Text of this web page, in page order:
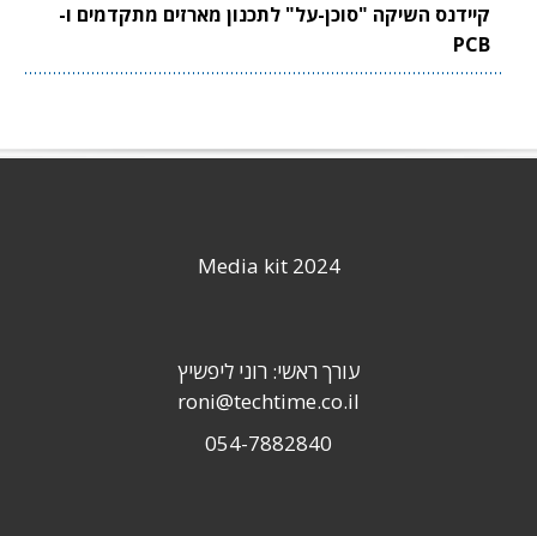
קיידנס השיקה "סוכן-על" לתכנון מארזים מתקדמים ו-
PCB
Media kit 2024
עורך ראשי: רוני ליפשיץ
roni@techtime.co.il
054-7882840